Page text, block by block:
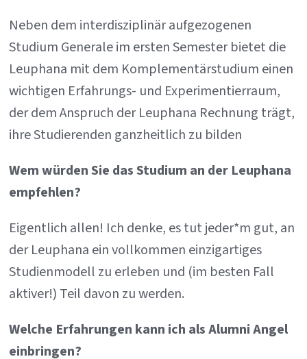
Neben dem interdisziplinär aufgezogenen
Studium Generale im ersten Semester bietet die
Leuphana mit dem Komplementärstudium einen
wichtigen Erfahrungs- und Experimentierraum,
der dem Anspruch der Leuphana Rechnung trägt,
ihre Studierenden ganzheitlich zu bilden
Wem würden Sie das Studium an der Leuphana
empfehlen?
Eigentlich allen! Ich denke, es tut jeder*m gut, an
der Leuphana ein vollkommen einzigartiges
Studienmodell zu erleben und (im besten Fall
aktiver!) Teil davon zu werden.
Welche Erfahrungen kann ich als Alumni Angel
einbringen?